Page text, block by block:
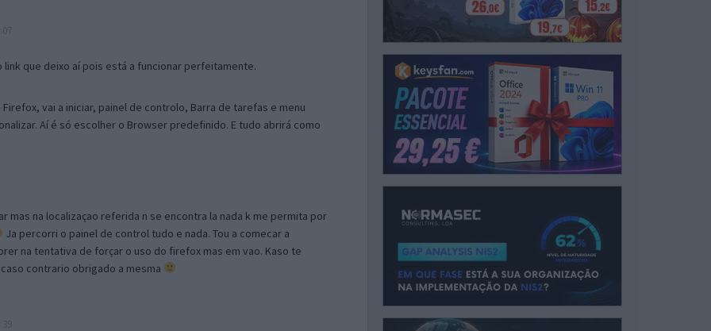
que deixo aí pois está a funcionar perfeitamente.
vai a iniciar, painel de controlo, Barra de tarefas e menu
Aí é só escolher o Browser predefinido. E tudo abrirá como
mas na localizaçao referida n se encontra la nada k me permita por
Ja percorri o painel de control tudo e nada. Tou a comecar a
na tentativa de forçar o uso do firefox mas em vao. Kaso te
contrario obrigado a mesma